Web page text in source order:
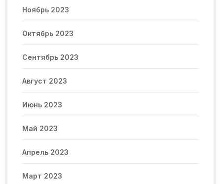
Ноябрь 2023
Октябрь 2023
Сентябрь 2023
Август 2023
Июнь 2023
Май 2023
Апрель 2023
Март 2023